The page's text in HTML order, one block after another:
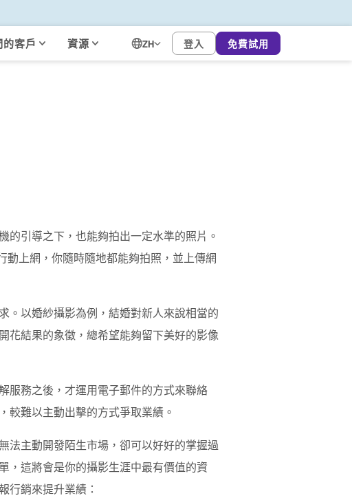
的客戶 資源 ZH 登入 免費試用
的引導之下，也能夠拍出一定水準的照片。
上網，你隨時隨地都能夠拍照，並上傳網
。以婚紗攝影為例，結婚對新人來說相當的
花結果的象徵，總希望能夠留下美好的影像
服務之後，才運用電子郵件的方式來聯絡
較難以主動出擊的方式爭取業績。
法主動開發陌生市場，卻可以好好的掌握過
，這將會是你的攝影生涯中最有價值的資
行銷來提升業績：